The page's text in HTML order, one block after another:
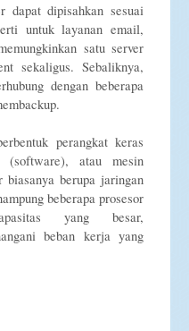
dapat dipisahkan sesuai
untuk layanan email,
satu server
sekaligus. Sebaliknya,
dengan beberapa
perangkat keras
(software), atau mesin
berupa jaringan
beberapa prosesor
yang besar,
beban kerja yang